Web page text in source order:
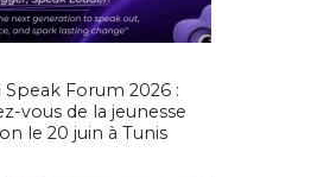
Forum 2026 :
vous de la jeunesse
le 20 juin à Tunis